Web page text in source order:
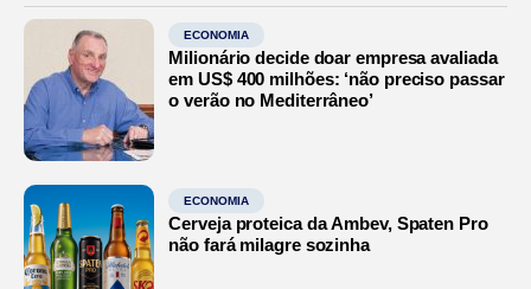
ECONOMIA
Milionário decide doar empresa avaliada
em US$ 400 milhões: ‘não preciso passar
o verão no Mediterrâneo’
ECONOMIA
Cerveja proteica da Ambev, Spaten Pro
não fará milagre sozinha